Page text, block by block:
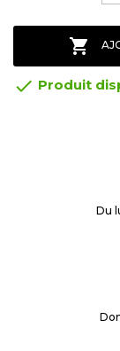

 Produit
Du